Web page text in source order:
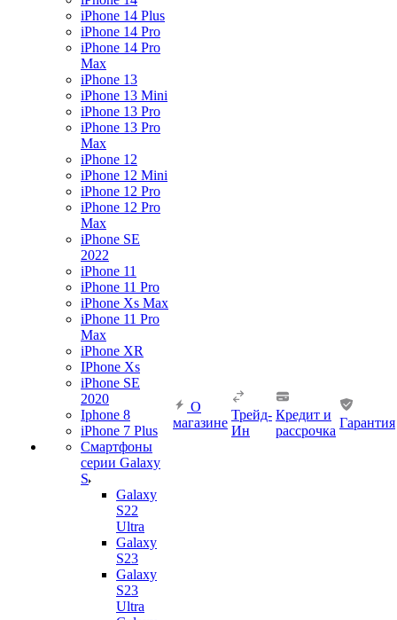
iPhone 14 Plus
iPhone 14 Pro
iPhone 14 Pro
Max
iPhone 13
iPhone 13 Mini
iPhone 13 Pro
iPhone 13 Pro
Max
iPhone 12
iPhone 12 Mini
iPhone 12 Pro
iPhone 12 Pro
Max
iPhone SE
2022
iPhone 11
iPhone 11 Pro
iPhone Xs Max
iPhone 11 Pro
Max
iPhone XR
IPhone Xs
iPhone SE
2020
Iphone 8
iPhone 7 Plus
Смартфоны
серии Galaxy
S
Galaxy
S22
Ultra
Galaxy
S23
Galaxy
S23
Ultra
О
магазине
Трейд-
Ин
Кредит и
рассрочка
Гарантия